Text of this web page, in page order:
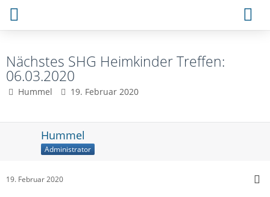
Nächstes SHG Heimkinder Treffen:
06.03.2020
Hummel 19. Februar 2020
Hummel
Administrator
19. Februar 2020